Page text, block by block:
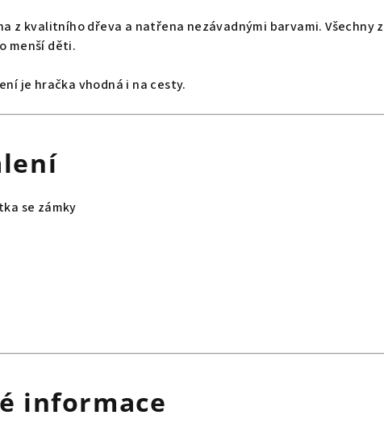
z kvalitního dřeva a natřena nezávadnými barvami. Všechny
menší děti.
je hračka vhodná i na cesty.
se zámky
informace